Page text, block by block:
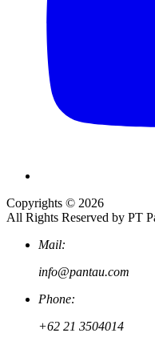
Copyrights © 2026
All Rights Reserved by PT
Mail:
info@pantau.com
Phone:
+62 21 3504014